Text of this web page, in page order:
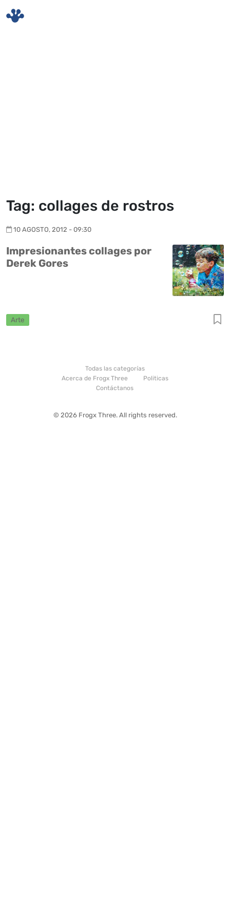
Tag: collages de rostros
10 AGOSTO, 2012 - 09:30
Impresionantes collages por
Derek Gores
Arte
Todas las categorías
Acerca de Frogx Three
Politicas
Contáctanos
© 2026 Frogx Three. All rights reserved.